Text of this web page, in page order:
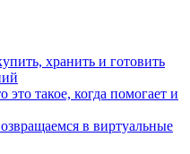
хранить и готовить
это такое, когда помогает и
в виртуальные